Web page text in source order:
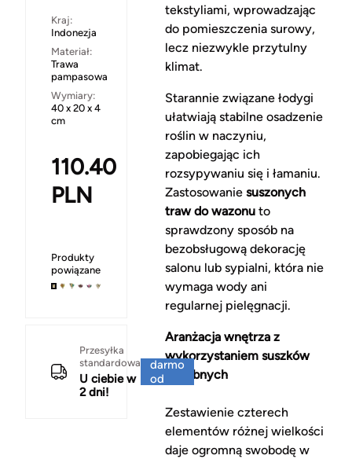
Kraj:
Indonezja
Materiał:
Trawa
pampasowa
Wymiary:
40 x 20 x 4
cm
110.40
PLN
Produkty
powiązane
Przesyłka
standardowa
U ciebie w
2 dni!
darmo
od
tekstyliami, wprowadzając
do pomieszczenia surowy,
lecz niezwykle przytulny
klimat.
Starannie związane łodygi
ułatwiają stabilne osadzenie
roślin w naczyniu,
zapobiegając ich
rozsypywaniu się i łamaniu.
Zastosowanie suszonych
traw do wazonuto
sprawdzony sposób na
bezobsługową dekorację
salonu lub sypialni, która nie
wymaga wody ani
regularnej pielęgnacji.
Aranżacja wnętrza z
wykorzystaniem suszków
ozdobnych
Zestawienie czterech
elementów różnej wielkości
daje ogromną swobodę w